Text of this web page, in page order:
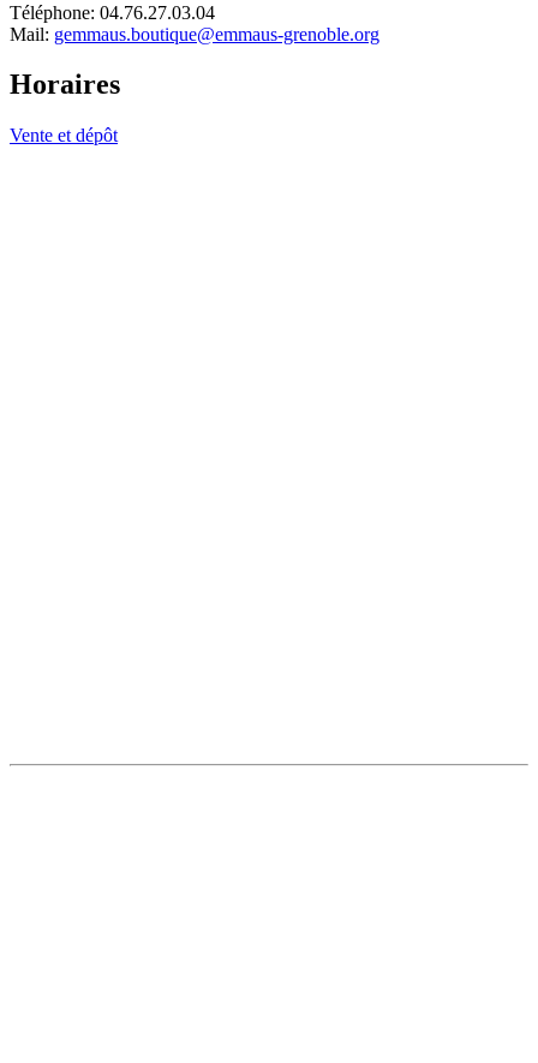
Téléphone: 04.76.27.03.04
Mail: gemmaus.boutique@emmaus-grenoble.org
Horaires
Vente et dépôt